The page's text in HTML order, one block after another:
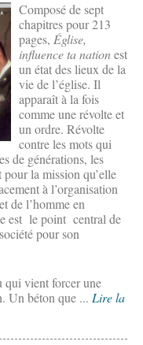
Composé de sept
chapitres pour 213
pages, Église,
influence ta nationest
un état des lieux de la
vie de l’église. Il
apparaît à la fois
comme une révolte et
un ordre. Révolte
contre les mots qui
de générations, les
la mission qu’elle
à l’organisation
de l’homme en
est le point central de
pour son
qui vient forcer une
Un béton que ... Lire la